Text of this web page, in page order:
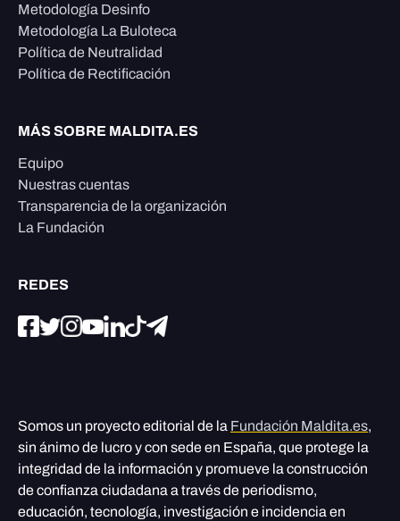
Metodología Desinfo
Metodología La Buloteca
Política de Neutralidad
Política de Rectificación
MÁS SOBRE MALDITA.ES
Equipo
Nuestras cuentas
Transparencia de la organización
La Fundación
REDES
Somos un proyecto editorial de la Fundación Maldita.es,
sin ánimo de lucro y con sede en España, que protege la
integridad de la información y promueve la construcción
de confianza ciudadana a través de periodismo,
educación, tecnología, investigación e incidencia en